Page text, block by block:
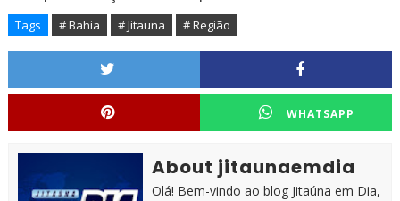
Tags # Bahia # Jitauna # Região
WHATSAPP
About jitaunaemdia
Olá! Bem-vindo ao blog Jitaúna em Dia,